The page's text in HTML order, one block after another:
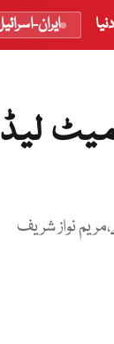
دنیا ایران-
نواز شریف